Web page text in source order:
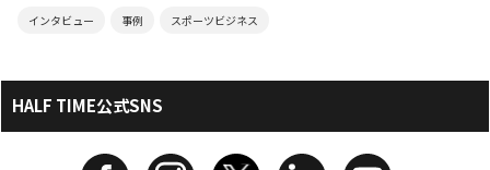
インタビュー 事例 スポーツビジネス
HALF TIME公式SNS